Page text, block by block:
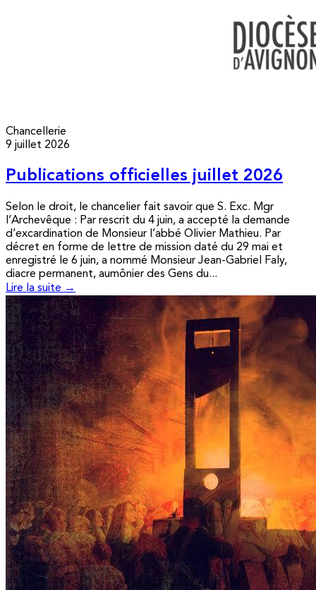
Chancellerie
9 juillet 2026
Publications officielles juillet 2026
Selon le droit, le chancelier fait savoir que S. Exc. Mgr
l’Archevêque : Par rescrit du 4 juin, a accepté la demande
d’excardination de Monsieur l’abbé Olivier Mathieu. Par
décret en forme de lettre de mission daté du 29 mai et
enregistré le 6 juin, a nommé Monsieur Jean-Gabriel Faly,
diacre permanent, aumônier des Gens du...
Lire la suite →